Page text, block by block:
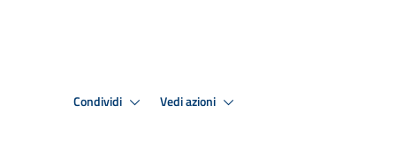
Condividi Vedi azioni